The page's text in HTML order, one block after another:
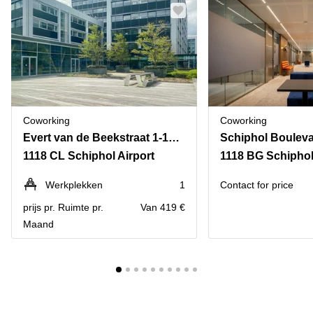
Coworking
Evert van de Beekstraat 1-104,The Base B,Schiphol Airport
1118 CL Schiphol Airport
Werkplekken
1
prijs pr. Ruimte pr.
Maand
Van 419 €
Coworking
Schiphol
1118 BG
Contact for price